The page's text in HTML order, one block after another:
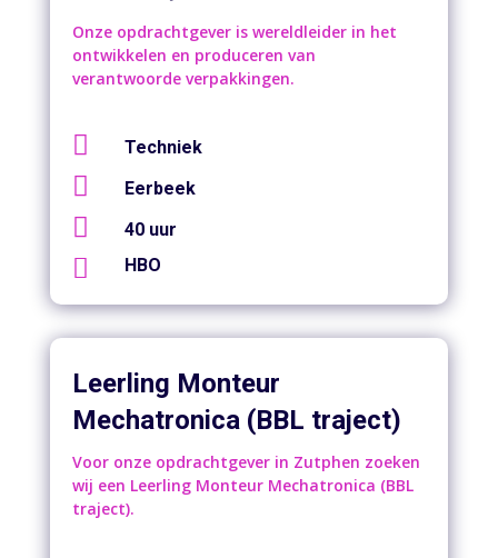
Onze opdrachtgever is wereldleider in het
ontwikkelen en produceren van
verantwoorde verpakkingen.
 Techniek
 Eerbeek
 40 uur
 HBO
Leerling Monteur
Mechatronica (BBL traject)
Voor onze opdrachtgever in Zutphen zoeken
wij een Leerling Monteur Mechatronica (BBL
traject).